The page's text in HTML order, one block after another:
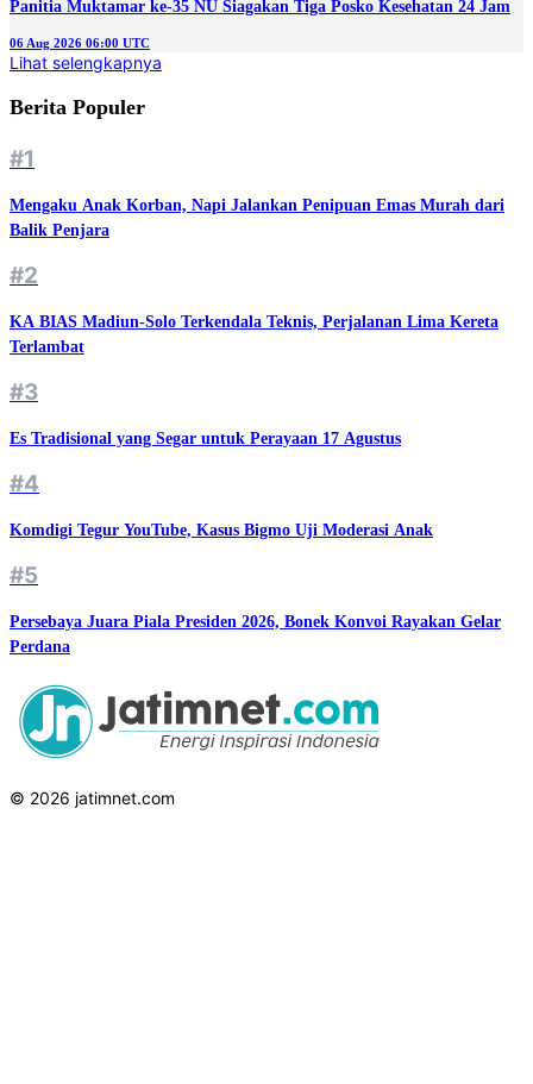
Panitia Muktamar ke-35 NU Siagakan Tiga Posko Kesehatan 24 Jam
06 Aug 2026 06:00 UTC
Lihat selengkapnya
Berita Populer
#1
Mengaku Anak Korban, Napi Jalankan Penipuan Emas Murah dari
Balik Penjara
#2
KA BIAS Madiun-Solo Terkendala Teknis, Perjalanan Lima Kereta
Terlambat
#3
Es Tradisional yang Segar untuk Perayaan 17 Agustus
#4
Komdigi Tegur YouTube, Kasus Bigmo Uji Moderasi Anak
#5
Persebaya Juara Piala Presiden 2026, Bonek Konvoi Rayakan Gelar
Perdana
© 2026 jatimnet.com